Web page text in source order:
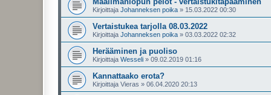
Kirjoittaja Johanneksen poika » 15.03.2022 00:30
Vertaistukea tarjolla 08.03.2022
Kirjoittaja Johanneksen poika » 03.03.2022 02:32
Herääminen ja puoliso
Kirjoittaja Wesseli » 09.02.2019 01:16
Kannattaako erota?
Kirjoittaja Vieras » 06.04.2020 20:13